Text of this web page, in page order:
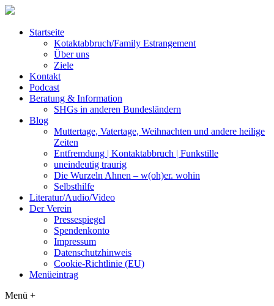
Startseite
Kotaktabbruch/Family Estrangement
Über uns
Ziele
Kontakt
Podcast
Beratung & Information
SHGs in anderen Bundesländern
Blog
Muttertage, Vatertage, Weihnachten und andere heilige
Zeiten
Entfremdung | Kontaktabbruch | Funkstille
uneindeutig traurig
Die Wurzeln Ahnen – w(oh)er. wohin
Selbsthilfe
Literatur/Audio/Video
Der Verein
Pressespiegel
Spendenkonto
Impressum
Datenschutzhinweis
Cookie-Richtlinie (EU)
Menüeintrag
Menü +